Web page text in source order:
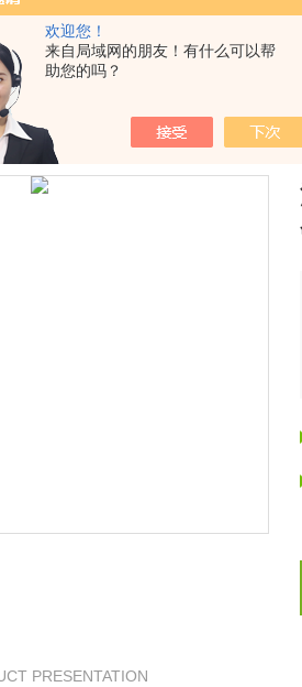
欢迎您！
来自局域网的朋友！有什么可以帮
助您的吗？
>
PRESENTATION